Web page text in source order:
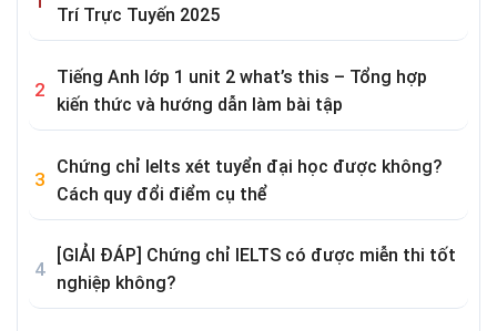
Trí Trực Tuyến 2025
Tiếng Anh lớp 1 unit 2 what’s this – Tổng hợp
kiến thức và hướng dẫn làm bài tập
Chứng chỉ Ielts xét tuyển đại học được không?
Cách quy đổi điểm cụ thể
[GIẢI ĐÁP] Chứng chỉ IELTS có được miễn thi tốt
nghiệp không?